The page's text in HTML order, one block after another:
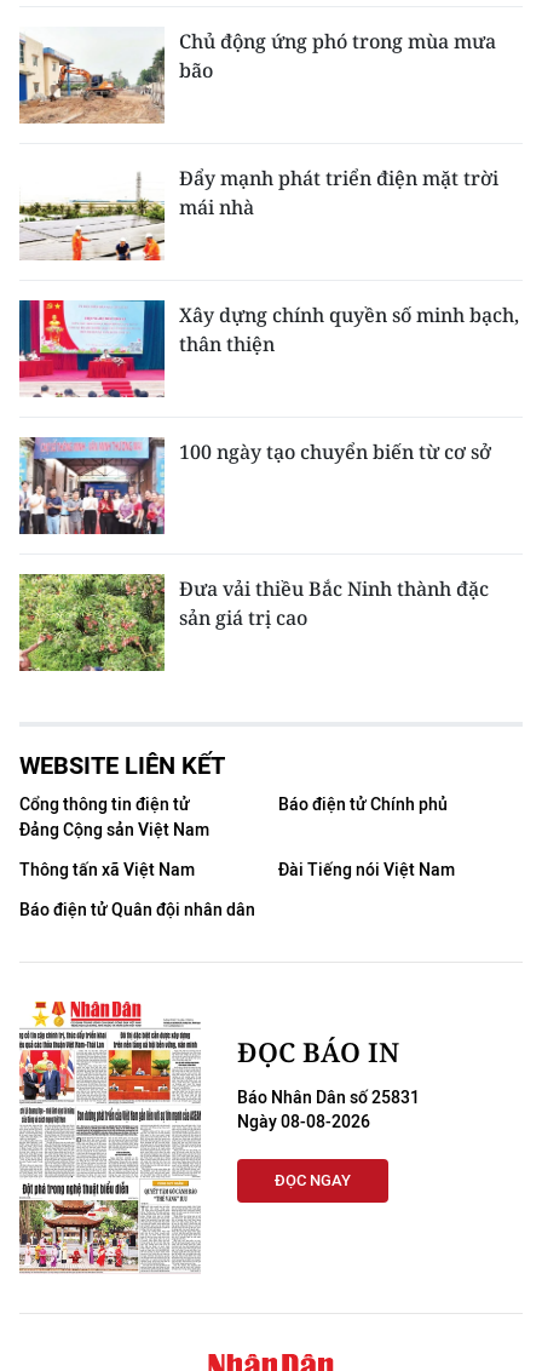
Chủ động ứng phó trong mùa mưa
bão
Đẩy mạnh phát triển điện mặt trời
mái nhà
Xây dựng chính quyền số minh bạch,
thân thiện
100 ngày tạo chuyển biến từ cơ sở
Đưa vải thiều Bắc Ninh thành đặc
sản giá trị cao
WEBSITE LIÊN KẾT
Cổng thông tin điện tử
Đảng Cộng sản Việt Nam
Báo điện tử Chính phủ
Thông tấn xã Việt Nam
Đài Tiếng nói Việt Nam
Báo điện tử Quân đội nhân dân
ĐỌC BÁO IN
Báo Nhân Dân số 25831
Ngày 08-08-2026
ĐỌC NGAY